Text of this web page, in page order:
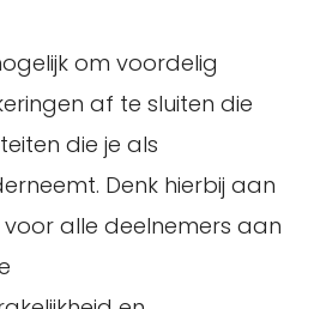
om voordelig
af te sluiten die
die je als
Denk hierbij aan
voor alle deelnemers aan